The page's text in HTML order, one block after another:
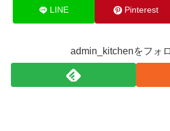
LINE Pinterest
admin_kitchenをフォ